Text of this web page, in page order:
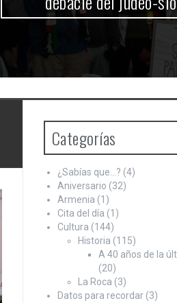
Categorías
¿Sabías que…? (4)
Aniversario (32)
Armenia (1)
Cita del día (1)
Cultura (144)
Historia (115)
A 40 años de la
(20)
La Roca (3)
Datos para recordar(3)